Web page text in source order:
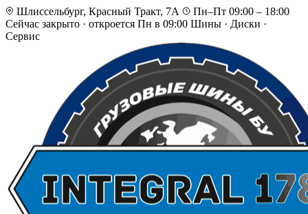
Шлиссельбург, Красный Тракт, 7А
Пн–Пт 09:00 – 18:00
Сейчас закрыто · откроется Пн в 09:00 Шины · Диски ·
Сервис